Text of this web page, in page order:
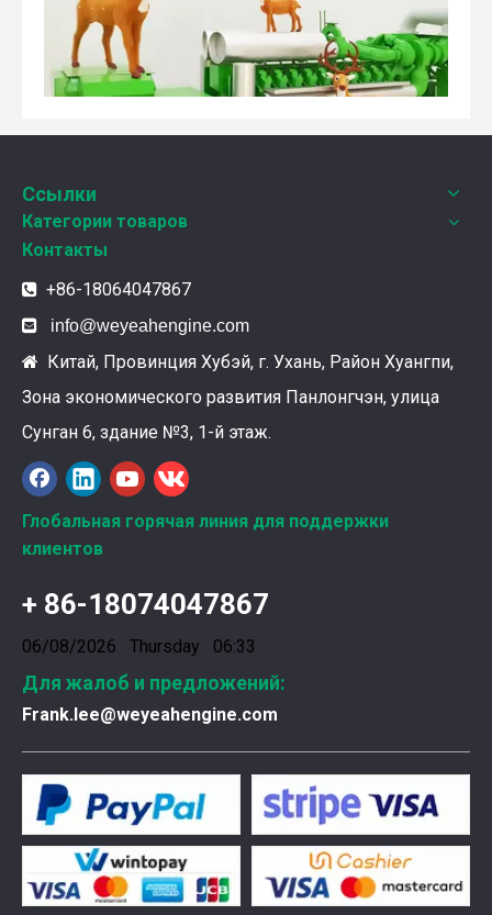
В этот полный веселья и уюта момент, 25 декабря
Подшипники шатунных коленчатых валов Weyeah
Введена в эксплуатацию установка нового поколения на базе Jenbacher J624
Ссылки
Категории товаров
Контакты
 +86-18064047867
 info@weyeahengine.com
 Китай, Провинция Хубэй, г. Ухань, Район Хуангпи,
Зона экономического развития Панлонгчэн, улица
Сунган 6, здание №3, 1-й этаж.
Глобальная горячая линия для поддержки
клиентов
+ 86-18074047867
06/08/2026 Thursday 06:33
Для жалоб и предложений:
Frank.lee@weyeahengine.com